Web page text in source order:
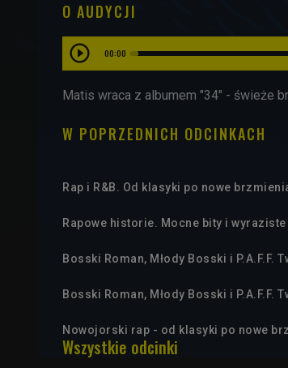
O AUDYCJI
00:00
Matis wraca z albumem "34" - świeże
W POPRZEDNICH ODCINKACH
Rap i R&B. Od klasyki po nowe
Rapowe historie. Mocne bity i
Bosski Roman, Młody Bosski i P.A.F.F.
Bosski Roman, Młody Bosski i P.A.F.F.
Nowojorski rap - od klasyki po nowe
Wszystkie odcinki